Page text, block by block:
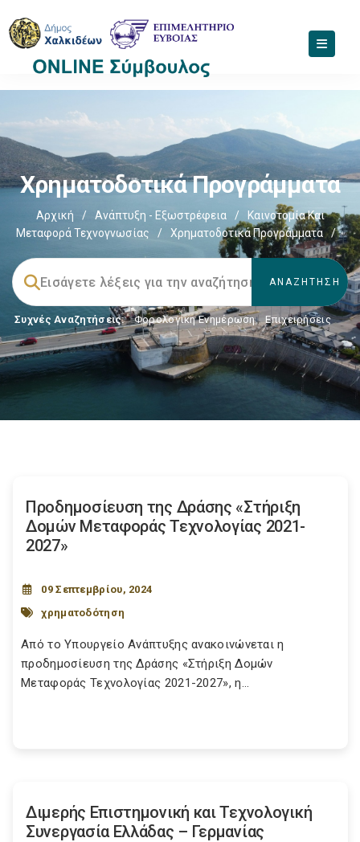
Χρηματοδοτικά Προγράμματα
Αρχική / Ανάπτυξη - Εξωστρέφεια /
Καινοτομία Και
Μεταφορά Τεχνογνωσίας
/ Χρηματοδοτικά Προγράμματα /
Συχνές Αναζητήσεις: Φορολογικη Ενημέρωση, Επιχειρήσεις
Προδημοσίευση της Δράσης «Στήριξη
Δομών Μεταφοράς Τεχνολογίας 2021-
2027»
09 Σεπτεμβρίου, 2024
χρηματοδότηση
Από το Υπουργείο Ανάπτυξης ανακοινώνεται η
προδημοσίευση της Δράσης «Στήριξη Δομών
Μεταφοράς Τεχνολογίας 2021-2027», η...
Διμερής Επιστημονική και Τεχνολογική
Συνεργασία Ελλάδας – Γερμανίας